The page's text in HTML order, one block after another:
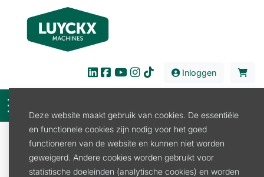
Inloggen
Bouw en Industrie
FW20 SLIJPWAGEN STIHL VOOR TS700 TOT TS800
Deze website maakt gebruik van cookies. De essentiële
en functionele cookies zijn nodig voor het goed
functioneren van de website en kunnen niet worden
geweigerd. Andere cookies worden gebruikt voor
statistische doeleinden (analytische cookies) en worden